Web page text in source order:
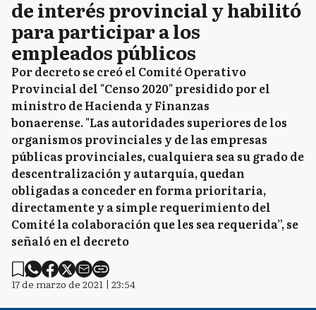
de interés provincial y habilitó
para participar a los
empleados públicos
Por decreto se creó el Comité Operativo
Provincial del "Censo 2020" presidido por el
ministro de Hacienda y Finanzas
bonaerense. "Las autoridades superiores de los
organismos provinciales y de las empresas
públicas provinciales, cualquiera sea su grado de
descentralización y autarquía, quedan
obligadas a conceder en forma prioritaria,
directamente y a simple requerimiento del
Comité la colaboración que les sea requerida”, se
señaló en el decreto
17 de marzo de 2021 | 23:54